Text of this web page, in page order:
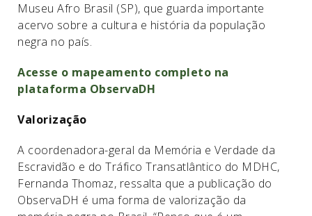
Museu Afro Brasil (SP), que guarda importante
acervo sobre a cultura e história da população
negra no país.
Acesse o mapeamento completo na
plataforma ObservaDH
Valorização
A coordenadora-geral da Memória e Verdade da
Escravidão e do Tráfico Transatlântico do MDHC,
Fernanda Thomaz, ressalta que a publicação do
ObservaDH é uma forma de valorização da